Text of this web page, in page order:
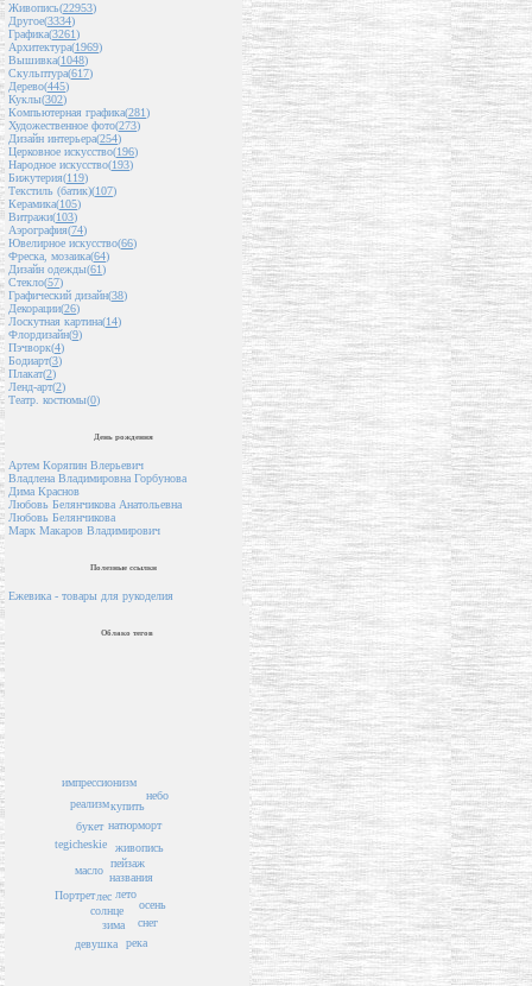
Живопись(22953)
Другое(3334)
Графика(3261)
Архитектура(1969)
Вышивка(1048)
Скульптура(617)
Дерево(445)
Куклы(302)
Компьютерная графика(281)
Художественное фото(273)
Дизайн интерьера(254)
Церковное искусство(196)
Народное искусство(193)
Бижутерия(119)
Текстиль (батик)(107)
Керамика(105)
Витражи(103)
Аэрография(74)
Ювелирное искусство(66)
Фреска, мозаика(64)
Дизайн одежды(61)
Стекло(57)
Графический дизайн(38)
Декорации(26)
Лоскутная картина(14)
Флордизайн(9)
Пэчворк(4)
Бодиарт(3)
Плакат(2)
Ленд-арт(2)
Театр. костюмы(0)
День рождения
Артем Коряпин Влерьевич
Владлена Владимировна Горбунова
Дима Краснов
Любовь Белянчикова Анатольевна
Любовь Белянчикова
Марк Макаров Владимирович
Полезные ссылки
Ежевика - товары для рукоделия
Облако тегов
пейзаж
названия
живопись
лето
натюрморт
купить
солнце
лес
зима
осень
букет
масло
река
снег
tegicheskie
реализм
небо
импрессионизм
Портрет
девушка